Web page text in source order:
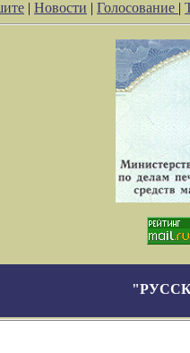
| Новости | Голосование |